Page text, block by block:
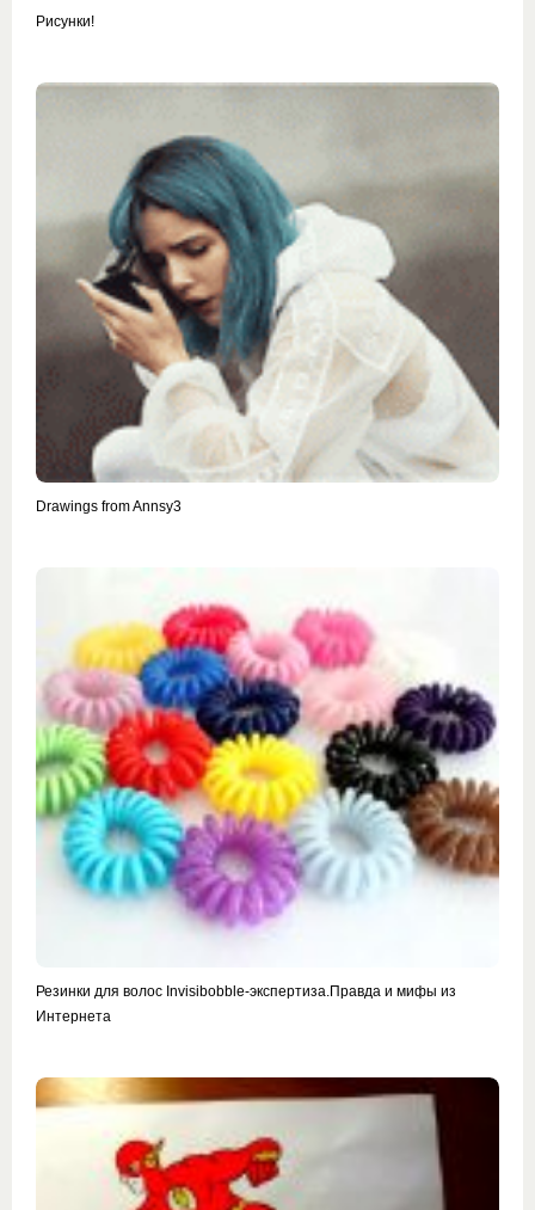
Рисунки!
Drawings from Annsy3
Резинки для волос Invisibobble-экспертиза.Правда и мифы из
Интернета